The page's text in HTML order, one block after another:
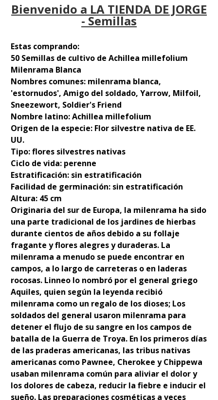
Bienvenido a LA TIENDA DE JORGE
- Semillas
Estas comprando:
50 Semillas de cultivo de Achillea millefolium
Milenrama Blanca
Nombres comunes: milenrama blanca,
'estornudos', Amigo del soldado, Yarrow, Milfoil,
Sneezewort, Soldier's Friend
Nombre latino: Achillea millefolium
Origen de la especie: Flor silvestre nativa de EE.
UU.
Tipo: flores silvestres nativas
Ciclo de vida: perenne
Estratificación: sin estratificación
Facilidad de germinación: sin estratificación
Altura: 45 cm
Originaria del sur de Europa, la milenrama ha sido
una parte tradicional de los jardines de hierbas
durante cientos de años debido a su follaje
fragante y flores alegres y duraderas. La
milenrama a menudo se puede encontrar en
campos, a lo largo de carreteras o en laderas
rocosas. Linneo lo nombró por el general griego
Aquiles, quien según la leyenda recibió
milenrama como un regalo de los dioses; Los
soldados del general usaron milenrama para
detener el flujo de su sangre en los campos de
batalla de la Guerra de Troya. En los primeros días
de las praderas americanas, las tribus nativas
americanas como Pawnee, Cherokee y Chippewa
usaban milenrama común para aliviar el dolor y
los dolores de cabeza, reducir la fiebre e inducir el
sueño. Las preparaciones cosméticas a veces